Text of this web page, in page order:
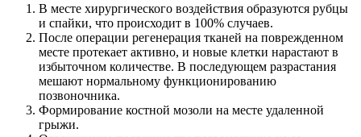
В месте хирургического воздействия образуются рубцы
и спайки, что происходит в 100% случаев.
После операции регенерация тканей на поврежденном
месте протекает активно, и новые клетки нарастают в
избыточном количестве. В последующем разрастания
мешают нормальному функционированию
позвоночника.
Формирование костной мозоли на месте удаленной
грыжи.